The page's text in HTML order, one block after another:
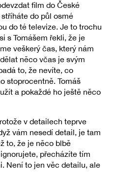
film do České
do půl osmé
do té televize. Je to trochu
s Tomášem řekli, že je
veškerý čas, který nám
něco včas je svým
to, že nevíte, co
stoprocentně. Tomáš
a pokaždé ho ještě něco
v detailech teprve
vám nesedí detail, je tam
to, že je něco blbě
přecházíte tím
Není to jen věc detailu, ale